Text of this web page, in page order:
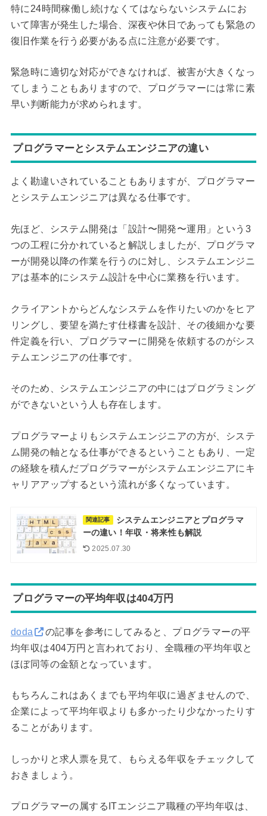
特に24時間稼働し続けなくてはならないシステムにお
いて障害が発生した場合、深夜や休日であっても緊急の
復旧作業を行う必要がある点に注意が必要です。
緊急時に適切な対応ができなければ、被害が大きくなっ
てしまうこともありますので、プログラマーには常に素
早い判断能力が求められます。
プログラマーとシステムエンジニアの違い
よく勘違いされていることもありますが、プログラマー
とシステムエンジニアは異なる仕事です。
先ほど、システム開発は「設計〜開発〜運用」という3
つの工程に分かれていると解説しましたが、プログラマ
ーが開発以降の作業を行うのに対し、システムエンジニ
アは基本的にシステム設計を中心に業務を行います。
クライアントからどんなシステムを作りたいのかをヒア
リングし、要望を満たす仕様書を設計、その後細かな要
件定義を行い、プログラマーに開発を依頼するのがシス
テムエンジニアの仕事です。
そのため、システムエンジニアの中にはプログラミング
ができないという人も存在します。
プログラマーよりもシステムエンジニアの方が、システ
ム開発の軸となる仕事ができるということもあり、一定
の経験を積んだプログラマーがシステムエンジニアにキ
ャリアアップするという流れが多くなっています。
関連記事
システムエンジニアとプログラマ
ーの違い！年収・将来性も解説
2025.07.30
プログラマーの平均年収は404万円
doda
の記事を参考にしてみると、プログラマーの平
均年収は404万円と言われており、全職種の平均年収と
ほぼ同等の金額となっています。
もちろんこれはあくまでも平均年収に過ぎませんので、
企業によって平均年収よりも多かったり少なかったりす
ることがあります。
しっかりと求人票を見て、もらえる年収をチェックして
おきましょう。
プログラマーの属するITエンジニア職種の平均年収は、